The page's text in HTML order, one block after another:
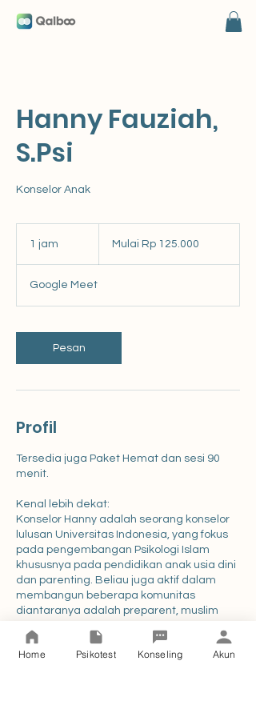
Hanny Fauziah,
S.Psi
Konselor Anak
1 jam
125.000
RupiahMulai Rp 125.000
Google Meet
Pesan
Profil
Tersedia juga Paket Hemat dan sesi 90
menit.
Kenal lebih dekat:
Konselor Hanny adalah seorang konselor
lulusan Universitas Indonesia, yang fokus
pada pengembangan Psikologi Islam
khususnya pada pendidikan anak usia dini
dan parenting. Beliau juga aktif dalam
membangun beberapa komunitas
diantaranya adalah preparent, muslim
Bila kamu memiliki permasalahan terkait
Home Psikotest Konseling Akun